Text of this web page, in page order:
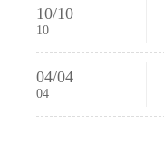
10/10
10
04/04
04